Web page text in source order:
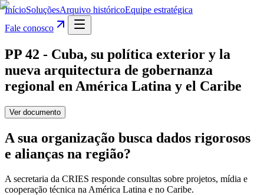
InícioSoluçõesArquivo históricoEquipe estratégica
Fale conosco
PP 42 - Cuba, su política exterior y la
nueva arquitectura de gobernanza
regional en América Latina y el Caribe
Ver documento
A sua organização busca dados rigorosos
e alianças na região?
A secretaria da CRIES responde consultas sobre projetos, mídia e
cooperação técnica na América Latina e no Caribe.